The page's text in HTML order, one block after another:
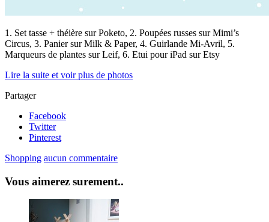
1. Set tasse + théière sur Poketo, 2. Poupées russes sur Mimi’s
Circus, 3. Panier sur Milk & Paper, 4. Guirlande Mi-Avril, 5.
Marqueurs de plantes sur Leif, 6. Etui pour iPad sur Etsy
Lire la suite et voir plus de photos
Partager
Facebook
Twitter
Pinterest
Shopping aucun commentaire
Vous aimerez surement..